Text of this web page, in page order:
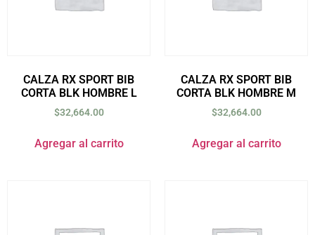
CALZA RX SPORT BIB
CORTA BLK HOMBRE L
$32,664.00
Agregar al carrito
CALZA RX SPORT BIB
CORTA BLK HOMBRE M
$32,664.00
Agregar al carrito